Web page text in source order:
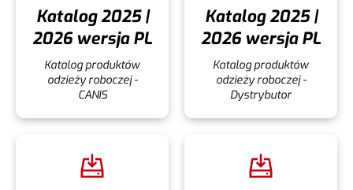
Katalog 2025 |
2026 wersja PL
Katalog produktów
odzieży roboczej -
CANIS
Katalog 2025 |
2026 wersja PL
Katalog produktów
odzieży roboczej -
Dystrybutor